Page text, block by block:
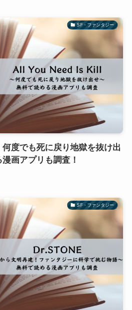
SF・ファンタジー
度でも死に戻り地獄を抜け出
画アプリも調査！
SF・ファンタジー